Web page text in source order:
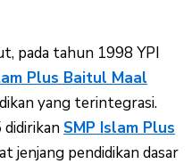
pada tahun 1998 YPI
Plus Baitul Maal
yang terintegrasi.
SMP Islam Plus
jenjang pendidikan dasar